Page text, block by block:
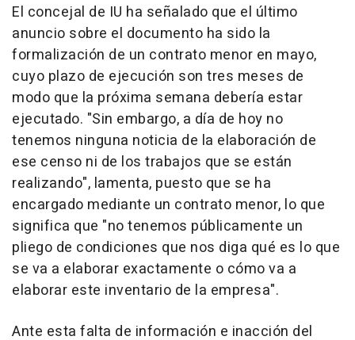
El concejal de IU ha señalado que el último
anuncio sobre el documento ha sido la
formalización de un contrato menor en mayo,
cuyo plazo de ejecución son tres meses de
modo que la próxima semana debería estar
ejecutado. "Sin embargo, a día de hoy no
tenemos ninguna noticia de la elaboración de
ese censo ni de los trabajos que se están
realizando", lamenta, puesto que se ha
encargado mediante un contrato menor, lo que
significa que "no tenemos públicamente un
pliego de condiciones que nos diga qué es lo que
se va a elaborar exactamente o cómo va a
elaborar este inventario de la empresa".
Ante esta falta de información e inacción del